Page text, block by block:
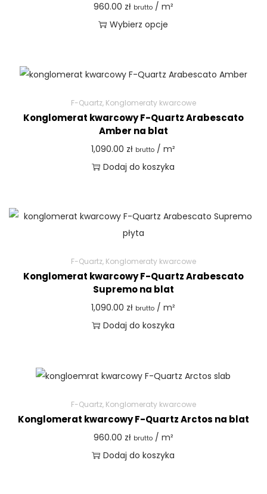
960.00 zł brutto/ m²
Wybierz opcje
F-Quartz, Konglomeraty kwarcowe
Konglomerat kwarcowy F-Quartz Arabescato
Amber na blat
1,090.00 zł brutto / m²
Dodaj do koszyka
F-Quartz, Konglomeraty kwarcowe
Konglomerat kwarcowy F-Quartz Arabescato
Supremo na blat
1,090.00 zł brutto / m²
Dodaj do koszyka
F-Quartz, Konglomeraty kwarcowe
Konglomerat kwarcowy F-Quartz Arctos na blat
960.00 zł brutto/ m²
Dodaj do koszyka